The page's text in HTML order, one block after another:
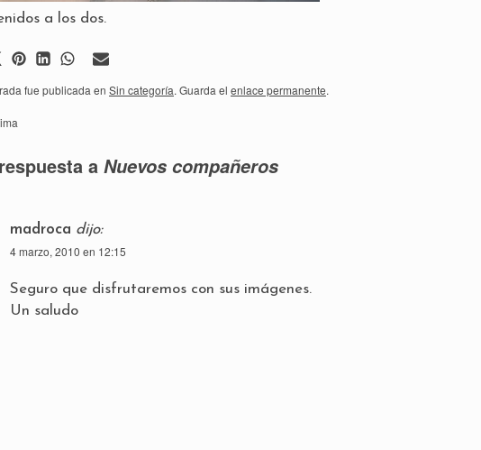
a los dos.
fue publicada en Sin categoría. Guarda el enlace permanente.
a Nuevos compañeros
madroca dijo:
4 marzo, 2010 en 12:15
Seguro que disfrutaremos con sus imágenes.
Un saludo